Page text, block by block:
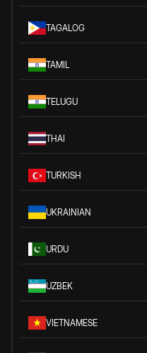
TAGALOG
TAMIL
TELUGU
THAI
TURKISH
UKRAINIAN
URDU
UZBEK
VIETNAMESE